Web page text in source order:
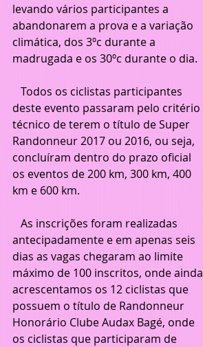
levando vários participantes a
abandonarem a prova e a variação
climática, dos 3ºc durante a
madrugada e os 30ºc durante o dia.
deste evento passaram pelo critério
técnico de terem o título de Super
Randonneur 2017 ou 2016, ou seja,
concluíram dentro do prazo oficial
os eventos de 200 km, 300 km, 400
km e 600 km.
antecipadamente e em apenas seis
dias as vagas chegaram ao limite
máximo de 100 inscritos, onde ainda
acrescentamos os 12 ciclistas que
possuem o título de Randonneur
Honorário Clube Audax Bagé, onde
os ciclistas que participaram de